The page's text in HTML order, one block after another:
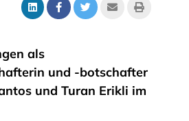
als
und -botschafter
und Turan Erikli im